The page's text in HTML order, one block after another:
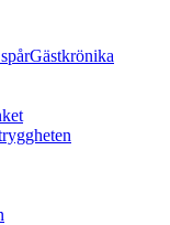
Gästkrönika